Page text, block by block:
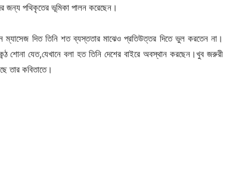
জন্য পথিকৃতের ভূমিকা পালন করেছেন।
দিত তিনি শত ব্যস্ততার মাঝেও প্রতিউত্তর দিতে ভুল করতেন না।
শোনা যেত,যেখানে বলা হত তিনি দেশের বাইরে অবস্থান করছেন।খুব জরুরী
তার কবিতাতে।